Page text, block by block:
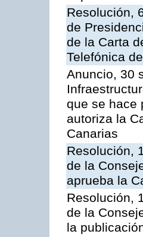
Resolución,
de
de la Carta
Telefónica
Anuncio, 30
que se hace
autoriza la
Canarias
Resolución,
de la
aprueba la
Resolución,
de la
la